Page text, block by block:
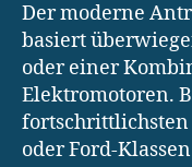
Der moderne
basiert
oder einer
Elektromotoren.
oder Ford-